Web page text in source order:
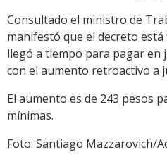
Consultado el ministro de
manifestó que el decreto
llegó a tiempo para pagar en
con el aumento retroactivo a
El aumento es de 243 pesos
mínimas.
Foto: Santiago Mazzarovich/